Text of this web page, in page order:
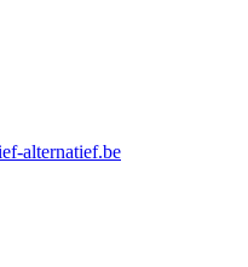
alternatief.be